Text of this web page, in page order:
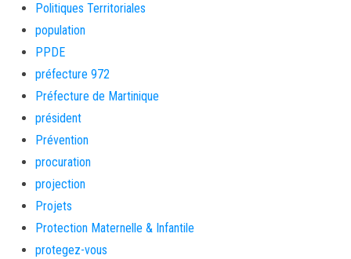
Politiques Territoriales
population
PPDE
préfecture 972
Préfecture de Martinique
président
Prévention
procuration
projection
Projets
Protection Maternelle & Infantile
protegez-vous